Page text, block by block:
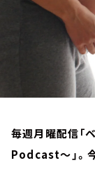
毎週月曜配信「
Podcast～」。